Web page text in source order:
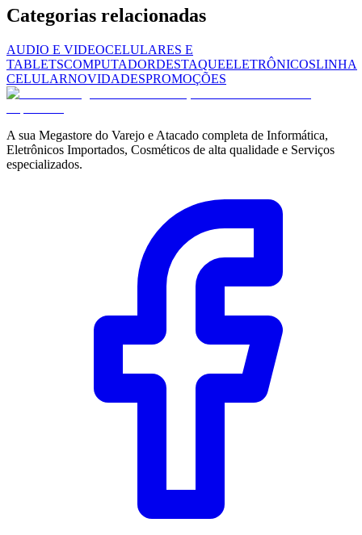
Categorias relacionadas
AUDIO E VIDEOCELULARES E
TABLETSCOMPUTADORDESTAQUEELETRÔNICOSLINHA
CELULARNOVIDADESPROMOÇÕES
A sua Megastore do Varejo e Atacado completa de Informática,
Eletrônicos Importados, Cosméticos de alta qualidade e Serviços
especializados.